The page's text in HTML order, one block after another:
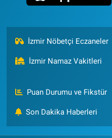
İzmir Nöbetçi Eczaneler
İzmir Namaz Vakitleri
Puan Durumu ve Fikstür
Son Dakika Haberleri